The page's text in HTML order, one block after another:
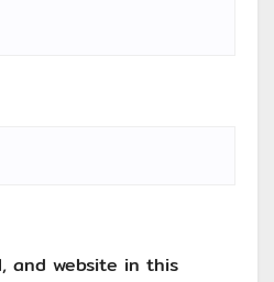
and website in this